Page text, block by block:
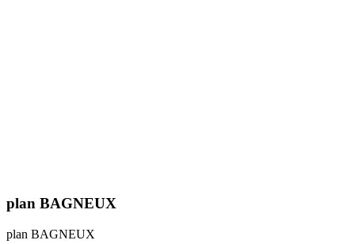
plan BAGNEUX
plan BAGNEUX